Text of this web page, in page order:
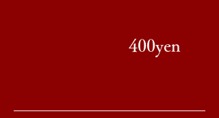
400yen